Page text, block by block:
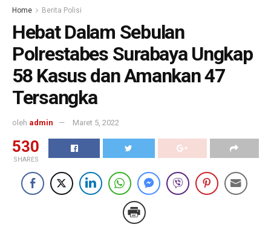
Home Berita Polisi
Hebat Dalam Sebulan
Polrestabes Surabaya Ungkap
58 Kasus dan Amankan 47
Tersangka
oleh admin Maret 5, 2022
530
SHARES